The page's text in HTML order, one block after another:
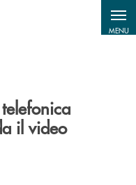
MENU
il video